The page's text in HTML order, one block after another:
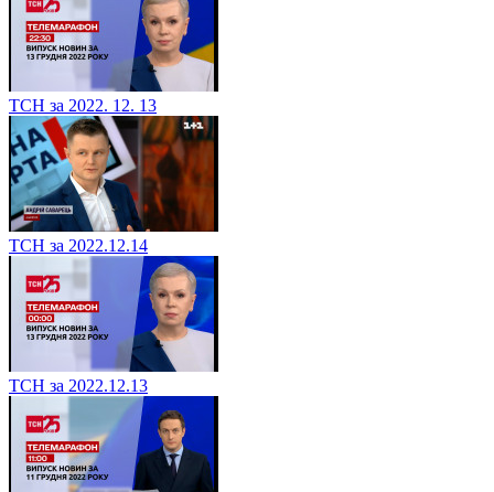
ТСН за 2022. 12. 13
ТСН за 2022.12.14
ТСН за 2022.12.13